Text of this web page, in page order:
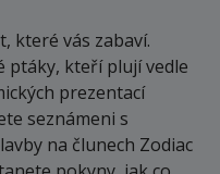
které vás zabaví.
ptáky, kteří plují vedle
prezentací
seznámeni s
na člunech Zodiac